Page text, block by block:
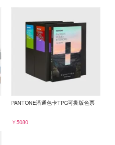
PANTONE潘通色卡TPG可撕版色票
￥5080